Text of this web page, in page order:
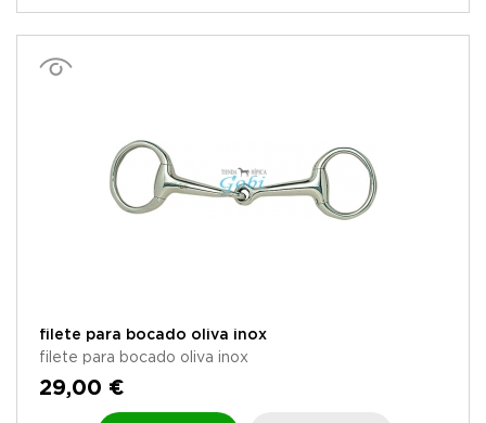
filete para bocado oliva inox
filete para bocado oliva inox
29,00 €